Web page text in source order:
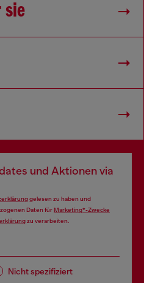
sie
und Aktionen via
gelesen zu haben und
Daten fürMarketing*-Zwecke
zu verarbeiten.
Nicht spezifiziert